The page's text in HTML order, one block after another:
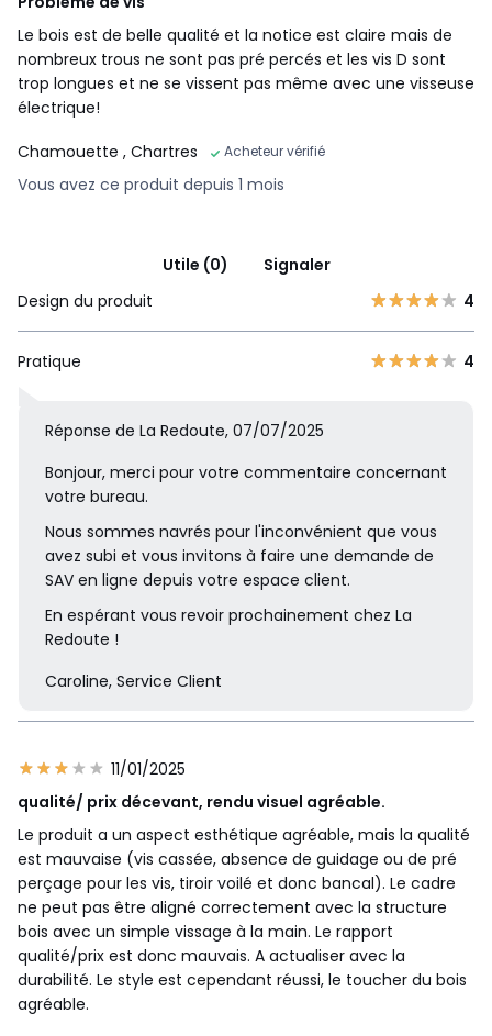
Le bois est de belle qualité et la notice est claire mais de
nombreux trous ne sont pas pré percés et les vis D sont
trop longues et ne se vissent pas même avec une visseuse
électrique!
Chamouette , Chartres Acheteur vérifié
Vous avez ce produit depuis 1 mois
Utile (0)
Signaler
Design du produit
4
Pratique 4
Réponse de La Redoute, 07/07/2025
Bonjour, merci pour votre commentaire concernant
votre bureau.
Nous sommes navrés pour l'inconvénient que vous
avez subi et vous invitons à faire une demande de
SAV en ligne depuis votre espace client.
En espérant vous revoir prochainement chez La
Redoute !
Caroline, Service Client
11/01/2025
qualité/ prix décevant, rendu visuel agréable.
Le produit a un aspect esthétique agréable, mais la qualité
est mauvaise (vis cassée, absence de guidage ou de pré
perçage pour les vis, tiroir voilé et donc bancal). Le cadre
ne peut pas être aligné correctement avec la structure
bois avec un simple vissage à la main. Le rapport
qualité/prix est donc mauvais. A actualiser avec la
durabilité. Le style est cependant réussi, le toucher du bois
agréable.